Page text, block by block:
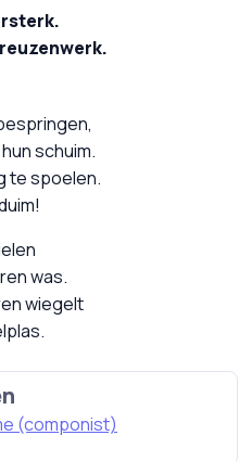
schuim.
te spoelen.
was.
wiegelt
(componist)